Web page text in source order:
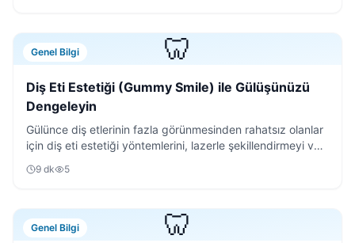
🦷
Genel Bilgi
Diş Eti Estetiği (Gummy Smile) ile Gülüşünüzü
Dengeleyin
Gülünce diş etlerinin fazla görünmesinden rahatsız olanlar
için diş eti estetiği yöntemlerini, lazerle şekillendirmeyi ve
9 dk 5
🦷
Genel Bilgi